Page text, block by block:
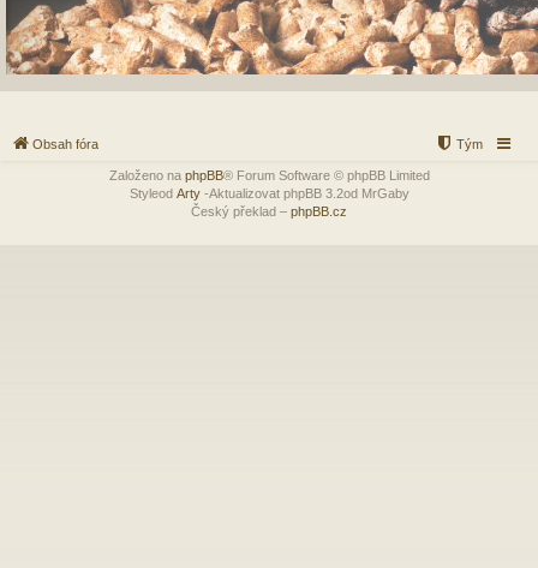
Obsah fóra Tým
Založeno na phpBB® Forum Software © phpBB Limited
Styleod Arty-Aktualizovat phpBB 3.2od MrGaby
Český překlad – phpBB.cz